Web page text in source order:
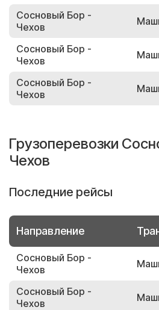
Сосновый Бор -
Чехов
Сосновый Бор -
Чехов
Сосновый Бор -
Чехов
Грузоперевозки
Чехов
Последние рейсы
Направление
Сосновый Бор -
Чехов
Сосновый Бор -
Чехов